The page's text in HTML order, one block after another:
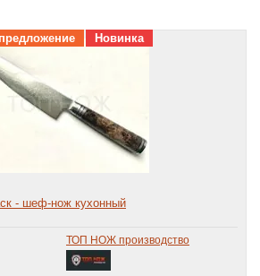
Новинка
- шеф-нож кухонный
ТОП НОЖ производство